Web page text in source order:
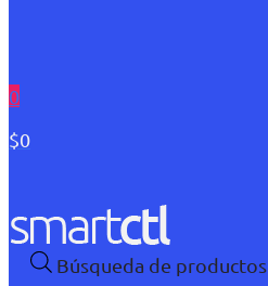
0
$0
Búsqueda de productos